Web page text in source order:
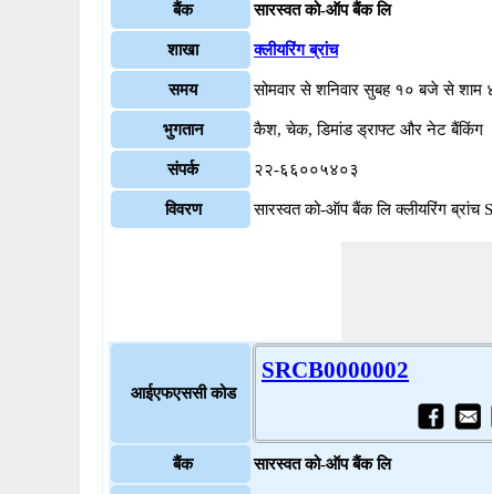
बैंक सारस्वत को-ऑप बैंक लि
शाखा क्लीयरिंग ब्रांच
समय सोमवार से शनिवार सुबह १० बजे से
भुगतान कैश, चेक, डिमांड ड्राफ्ट और नेट बैंकिंग
संपर्क २२-६६००५४०३
विवरण सारस्वत को-ऑप बैंक लि क्लीयरिंग ब्रांच
आईएफएससी कोड
SRCB0000002
बैंक सारस्वत को-ऑप बैंक लि